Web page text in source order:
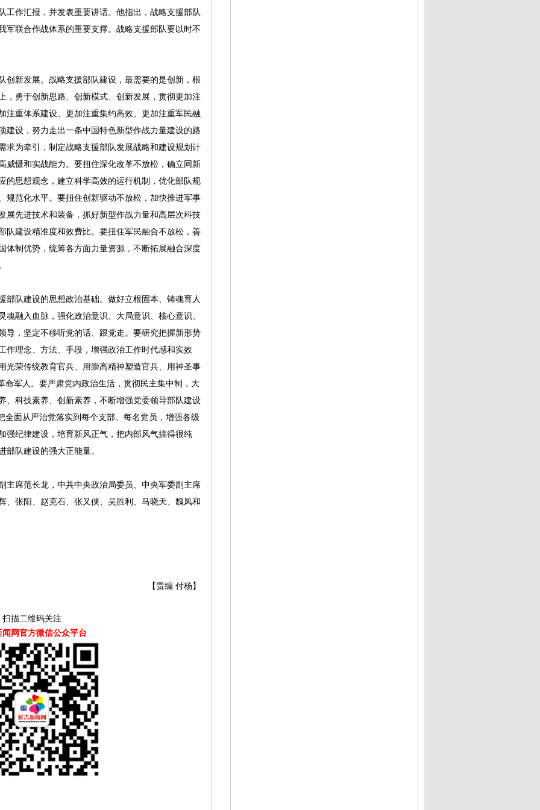
作汇报，并发表重要讲话。他指出，战略支援部队
军联合作战体系的重要支撑。战略支援部队要以时不
新发展。战略支援部队建设，最需要的是创新，根
，勇于创新思路、创新模式、创新发展，贯彻更加注
注重体系建设、更加注重集约高效、更加注重军民融
建设，努力走出一条中国特色新型作战力量建设的路
求为牵引，制定战略支援部队发展战略和建设规划计
威慑和实战能力。要扭住深化改革不放松，确立同新
的思想观念，建立科学高效的运行机制，优化部队规
规范化水平。要扭住创新驱动不放松，加快推进军事
展先进技术和装备，抓好新型作战力量和高层次科技
队建设精准度和效费比。要扭住军民融合不放松，善
体制优势，统筹各方面力量资源，不断拓展融合深度
队建设的思想政治基础。做好立根固本、铸魂育人
融入血脉，强化政治意识、大局意识、核心意识、
导，坚定不移听党的话、跟党走。要研究把握新形势
作理念、方法、手段，增强政治工作时代感和实效
光荣传统教育官兵、用崇高精神塑造官兵、用神圣事
命军人。要严肃党内政治生活，贯彻民主集中制，大
、科技素养、创新素养，不断增强党委领导部队建设
全面从严治党落实到每个支部、每名党员，增强各级
强纪律建设，培育新风正气，把内部风气搞得很纯
部队建设的强大正能量。
席范长龙，中共中央政治局委员、中央军委副主席
、张阳、赵克石、张又侠、吴胜利、马晓天、魏凤和
【责编 付杨】
扫描二维码关注
闻网官方微信公众平台